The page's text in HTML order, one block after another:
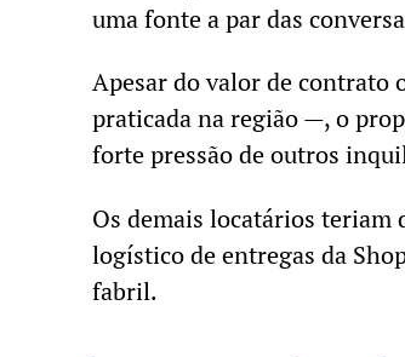
uma fonte a par das
Apesar do valor de contrato
praticada na região —, o
forte pressão de outros
Os demais locatários teriam
logístico de entregas da
fabril.